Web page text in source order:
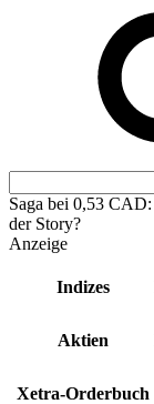
Saga bei 0,53
der Story?
Anzeige
Indizes
Aktien
Xetra-Orderbuch